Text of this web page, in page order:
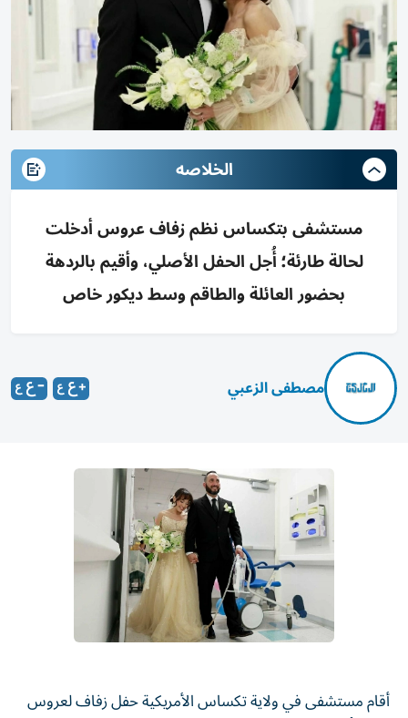
الخلاصه
مستشفى بتكساس نظم زفاف عروس أدخلت
لحالة طارئة؛ أُجل الحفل الأصلي، وأقيم بالردهة
بحضور العائلة والطاقم وسط ديكور خاص
مصطفى الزعبي
أقام مستشفى في ولاية تكساس الأمريكية حفل زفاف لعروس